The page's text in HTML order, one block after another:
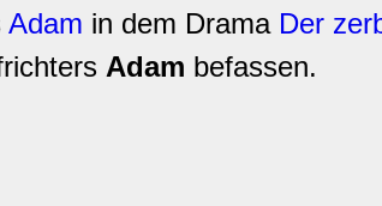
Adam in dem Drama Der
Adam befassen.